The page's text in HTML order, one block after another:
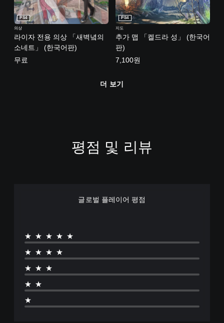
라이자 전용 의상 「새벽녘의
소네트」 (한국어판)
PS4
의상
무료
추가 맵 「켈드라 성」 (한국어
판)
PS4
지도
7,100원
더 보기
평점 및 리뷰
글로벌 플레이어 평점
★★★★★
★★★★
★★★
★★
★